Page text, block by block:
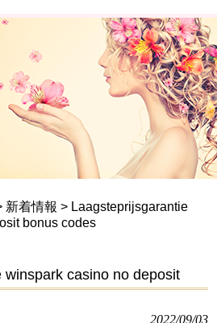
新着情報 > Laagsteprijsgarantie
bonus codes
winspark casino no deposit
2022/09/03